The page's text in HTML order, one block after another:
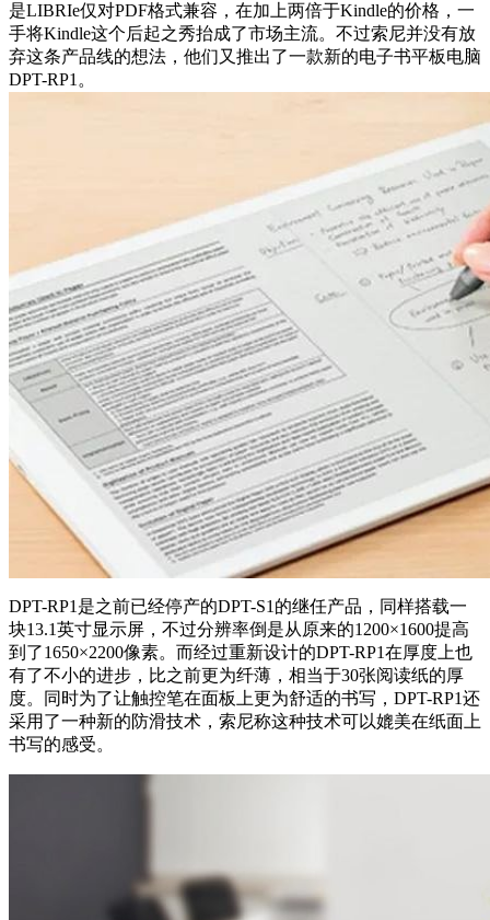
是LIBRIe仅对PDF格式兼容，在加上两倍于Kindle的价格，一
手将Kindle这个后起之秀抬成了市场主流。不过索尼并没有放
弃这条产品线的想法，他们又推出了一款新的电子书平板电脑
DPT-RP1。
DPT-RP1是之前已经停产的DPT-S1的继任产品，同样搭载一
块13.1英寸显示屏，不过分辨率倒是从原来的1200×1600提高
到了1650×2200像素。而经过重新设计的DPT-RP1在厚度上也
有了不小的进步，比之前更为纤薄，相当于30张阅读纸的厚
度。同时为了让触控笔在面板上更为舒适的书写，DPT-RP1还
采用了一种新的防滑技术，索尼称这种技术可以媲美在纸面上
书写的感受。